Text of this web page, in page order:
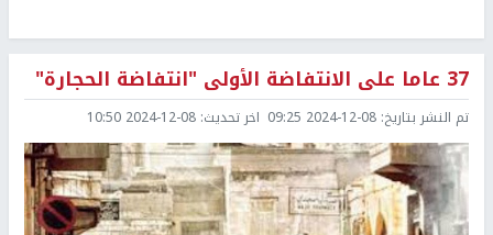
37 عاما على الانتفاضة الأولى "انتفاضة الحجارة"
تم النشر بتاريخ: 2024-12-08 09:25 اخر تحديث: 2024-12-08 10:50